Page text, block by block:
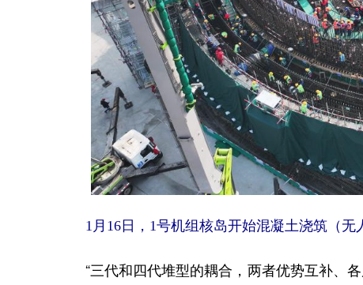
1月16日，1号机组核岛开始混凝土浇筑（无
“三代和四代堆型的耦合，两者优势互补、各